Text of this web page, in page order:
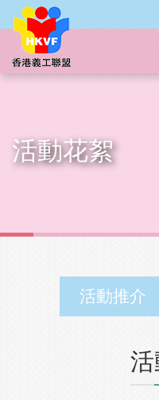
活動花絮
活動推介
活